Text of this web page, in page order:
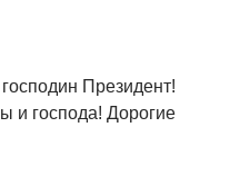
Президент!
и господа! Дорогие